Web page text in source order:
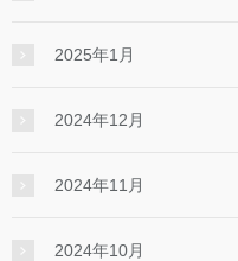
2025年1月
2024年12月
2024年11月
2024年10月